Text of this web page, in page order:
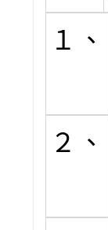
１、
２、